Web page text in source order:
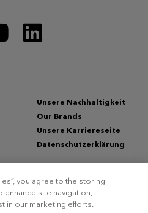
Unsere Nachhaltigkeit
Our Brands
Unsere Karriereseite
Datenschutzerklärung
you agree to the storing
site navigation,
in our marketing efforts.